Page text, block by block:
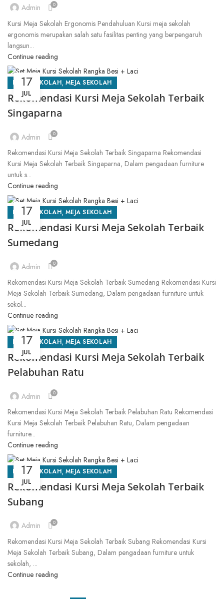
Admin 0
Kursi Meja Sekolah Ergonomis Pendahuluan Kursi meja sekolah
ergonomis merupakan salah satu fasilitas penting yang berpengaruh
langsun...
Continue reading
17
JUL
KURSI SEKOLAH, MEJA SEKOLAH
Rekomendasi Kursi Meja Sekolah Terbaik
Singaparna
Admin 0
Rekomendasi Kursi Meja Sekolah Terbaik Singaparna Rekomendasi
Kursi Meja Sekolah Terbaik Singaparna, Dalam pengadaan furniture
untuk s...
Continue reading
17
JUL
KURSI SEKOLAH, MEJA SEKOLAH
Rekomendasi Kursi Meja Sekolah Terbaik
Sumedang
Admin 0
Rekomendasi Kursi Meja Sekolah Terbaik Sumedang Rekomendasi Kursi
Meja Sekolah Terbaik Sumedang, Dalam pengadaan furniture untuk
sekol...
Continue reading
17
JUL
KURSI SEKOLAH, MEJA SEKOLAH
Rekomendasi Kursi Meja Sekolah Terbaik
Pelabuhan Ratu
Admin 0
Rekomendasi Kursi Meja Sekolah Terbaik Pelabuhan Ratu Rekomendasi
Kursi Meja Sekolah Terbaik Pelabuhan Ratu, Dalam pengadaan
furniture...
Continue reading
17
JUL
KURSI SEKOLAH, MEJA SEKOLAH
Rekomendasi Kursi Meja Sekolah Terbaik
Subang
Admin 0
Rekomendasi Kursi Meja Sekolah Terbaik Subang Rekomendasi Kursi
Meja Sekolah Terbaik Subang, Dalam pengadaan furniture untuk
sekolah, ...
Continue reading